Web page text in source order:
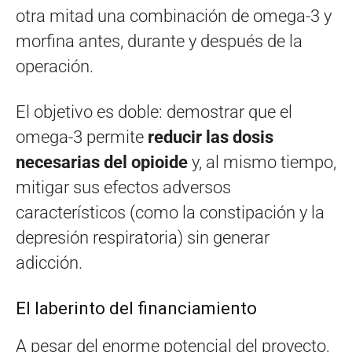
otra mitad una combinación de omega-3 y
morfina antes, durante y después de la
operación.
El objetivo es doble: demostrar que el
omega-3 permite reducir las dosis
necesarias del opioide y, al mismo tiempo,
mitigar sus efectos adversos
característicos (como la constipación y la
depresión respiratoria) sin generar
adicción.
El laberinto del financiamiento
A pesar del enorme potencial del proyecto,